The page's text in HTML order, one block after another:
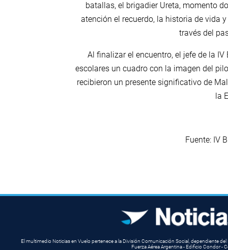
batallas, el brigadier Ureta, momento
atención el recuerdo, la historia de vida
través del
Al finalizar el encuentro, el jefe de la
escolares un cuadro con la imagen del
recibieron un presente significativo de
la
Fuente: IV
El multimedio Noticias en Vuelo pertenece a la División Comunicación Social, dependiente
Fuerza Aérea Argentina - Edificio Condor -